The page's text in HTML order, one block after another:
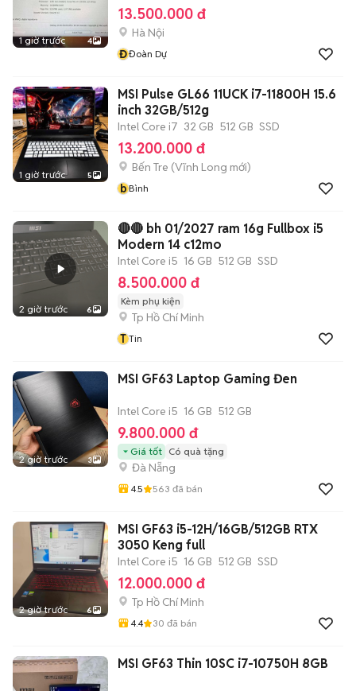
1 giờ trước 4
13.500.000 đ
Hà Nội
ĐĐoàn Dự
1 giờ trước 5
MSI Pulse GL66 11UCK i7-11800H 15.6
inch 32GB/512g
Intel Core i7 32 GB 512 GB SSD
13.200.000 đ
Bến Tre (Vĩnh Long mới)
bBình
2 giờ trước 6
🔴🔴 bh 01/2027 ram 16g Fullbox i5
Modern 14 c12mo
Intel Core i5 16 GB 512 GB SSD
8.500.000 đ
Kèm phụ kiện
Tp Hồ Chí Minh
T Tin
2 giờ trước 3
MSI GF63 Laptop Gaming Đen
Intel Core i5 16 GB 512 GB
9.800.000 đ
Giá tốt Có quà tặng
Đà Nẵng
4.5 563 đã bán
2 giờ trước 6
MSI GF63 i5-12H/16GB/512GB RTX
3050 Keng full
Intel Core i5 16 GB 512 GB SSD
12.000.000 đ
Tp Hồ Chí Minh
4.4 30 đã bán
MSI GF63 Thin 10SC i7-10750H 8GB